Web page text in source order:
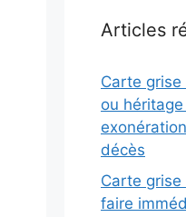
Articles
Carte
ou
décès
Carte
faire